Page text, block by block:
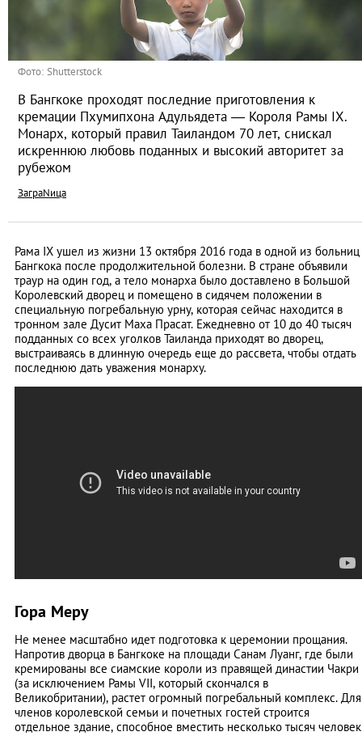
Фото: Shutterstock
В Бангкоке проходят последние приготовления к
кремации Пхумипхона Адульядета — Короля Рамы IX.
Монарх, который правил Таиландом 70 лет, снискал
искреннюю любовь поданных и высокий авторитет за
рубежом
ЗаграNица
Рама IX ушел из жизни 13 октября 2016 года в одной из больниц
Бангкока после продолжительной болезни. В стране объявили
траур на один год, а тело монарха было доставлено в Большой
Королевский дворец и помещено в сидячем положении в
специальную погребальную урну, которая сейчас находится в
тронном зале Дусит Маха Прасат. Ежедневно от 10 до 40 тысяч
подданных со всех уголков Таиланда приходят во дворец,
выстраиваясь в длинную очередь еще до рассвета, чтобы отдать
последнюю дать уважения монарху.
Гора Меру
Не менее масштабно идет подготовка к церемонии прощания.
Напротив дворца в Бангкоке на площади Санам Луанг, где были
кремированы все сиамские короли из правящей династии Чакри
(за исключением Рамы VII, который скончался в
Великобритании), растет огромный погребальный комплекс. Для
членов королевской семьи и почетных гостей строится
отдельное здание, способное вместить несколько тысяч